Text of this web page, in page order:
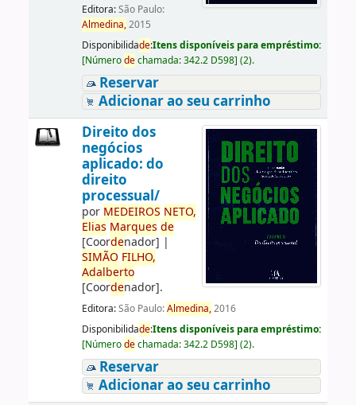
Editora:São Paulo:
Almedina,2015
Disponibilidade:Itens disponíveis para empréstimo:
[Númerodechamada:342.2 D598] (2).
Reservar
Adicionar ao seu carrinho
Direito dos
negócios
aplicado: do
direito
processual/
por MEDEIROS NETO,
Elias Marques de
[Coordenador] |
SIMÃO FILHO,
Adalberto
[Coordenador].
Editora:São Paulo:Almedina,2016
Disponibilidade:Itens disponíveis para empréstimo:
[Númerodechamada:342.2 D598] (2).
Reservar
Adicionar ao seu carrinho